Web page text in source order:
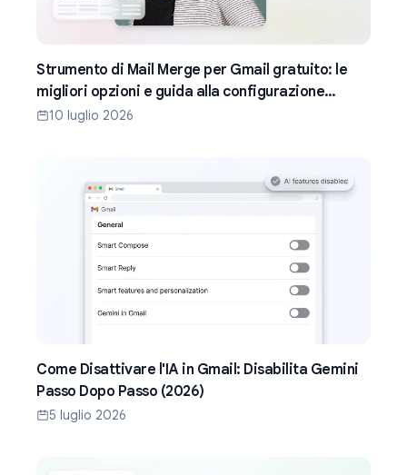
Strumento di Mail Merge per Gmail gratuito: le
migliori opzioni e guida alla configurazione
(2026)
10 luglio 2026
Come Disattivare l'IA in Gmail: Disabilita Gemini
Passo Dopo Passo (2026)
5 luglio 2026